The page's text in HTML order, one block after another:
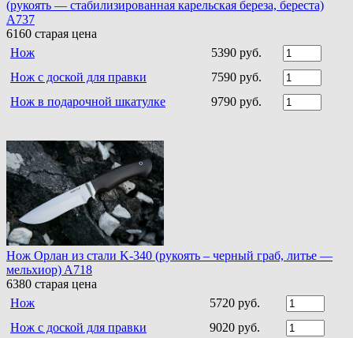
(рукоять — стабилизированная карельская береза, береста)
A737
6160 старая цена
Нож
5390 руб.
Нож с доской для правки
7590 руб.
Нож в подарочной шкатулке
9790 руб.
Нож Орлан из стали K-340 (рукоять – черный граб, литье —
мельхиор) A718
6380 старая цена
Нож
5720 руб.
Нож с доской для правки
9020 руб.